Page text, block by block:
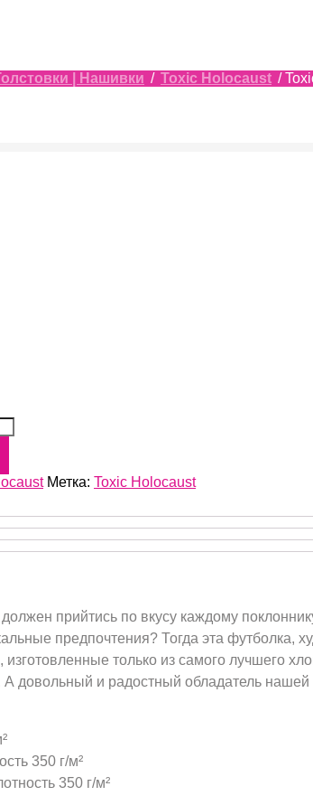
| Нашивки / Toxic Holocaust /
Метка: Toxic Holocaust
прийтись по вкусу каждому
предпочтения? Тогда эта футболка,
только из самого лучшего
А довольный и радостный обладатель
350 г/м²
350 г/м²